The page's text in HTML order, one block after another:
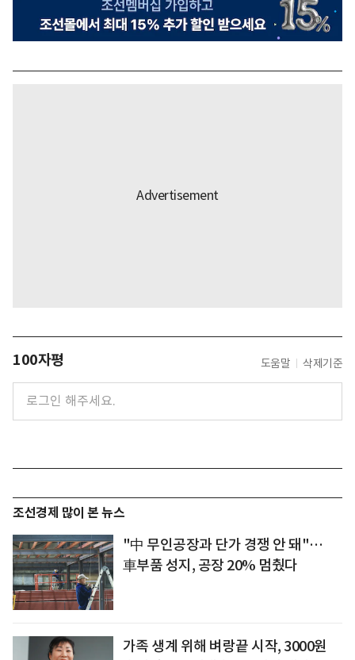
100자평 도움말 삭제기준
조선경제 많이 본 뉴스
"中 무인공장과 단가 경쟁 안 돼"…
車부품 성지, 공장 20% 멈췄다
가족 생계 위해 벼랑끝 시작, 3000원